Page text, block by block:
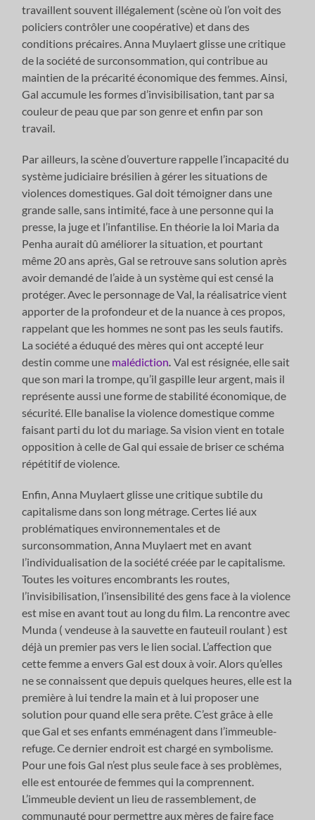
travaillent souvent illégalement (scène où l’on voit des
policiers contrôler une coopérative) et dans des
conditions précaires. Anna Muylaert glisse une critique
de la société de surconsommation, qui contribue au
maintien de la précarité économique des femmes. Ainsi,
Gal accumule les formes d’invisibilisation, tant par sa
couleur de peau que par son genre et enfin par son
travail.
Par ailleurs, la scène d’ouverture rappelle l’incapacité du
système judiciaire brésilien à gérer les situations de
violences domestiques. Gal doit témoigner dans une
grande salle, sans intimité, face à une personne qui la
presse, la juge et l’infantilise. En théorie la loi Maria da
Penha aurait dû améliorer la situation, et pourtant
même 20 ans après, Gal se retrouve sans solution après
avoir demandé de l’aide à un système qui est censé la
protéger. Avec le personnage de Val, la réalisatrice vient
apporter de la profondeur et de la nuance à ces propos,
rappelant que les hommes ne sont pas les seuls fautifs.
La société a éduqué des mères qui ont accepté leur
destin comme une malédiction.Val est résignée, elle sait
que son mari la trompe, qu’il gaspille leur argent, mais il
représente aussi une forme de stabilité économique, de
sécurité. Elle banalise la violence domestique comme
faisant parti du lot du mariage. Sa vision vient en totale
opposition à celle de Gal qui essaie de briser ce schéma
répétitif de violence.
Enfin, Anna Muylaert glisse une critique subtile du
capitalisme dans son long métrage. Certes lié aux
problématiques environnementales et de
surconsommation, Anna Muylaert met en avant
l’individualisation de la société créée par le capitalisme.
Toutes les voitures encombrants les routes,
l’invisibilisation, l’insensibilité des gens face à la violence
est mise en avant tout au long du film. La rencontre avec
Munda ( vendeuse à la sauvette en fauteuil roulant ) est
déjà un premier pas vers le lien social. L’affection que
cette femme a envers Gal est doux à voir. Alors qu’elles
ne se connaissent que depuis quelques heures, elle est la
première à lui tendre la main et à lui proposer une
solution pour quand elle sera prête. C’est grâce à elle
que Gal et ses enfants emménagent dans l’immeuble-
refuge. Ce dernier endroit est chargé en symbolisme.
Pour une fois Gal n’est plus seule face à ses problèmes,
elle est entourée de femmes qui la comprennent.
L’immeuble devient un lieu de rassemblement, de
communauté pour permettre aux mères de faire face